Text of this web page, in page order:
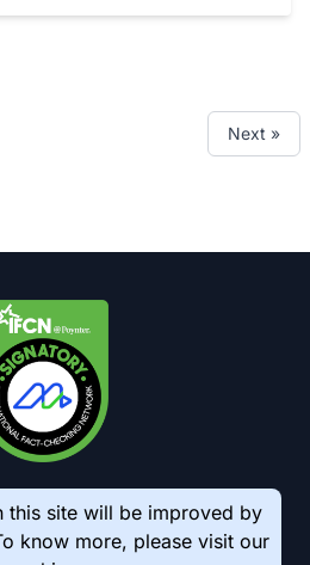
Next »
this site will be improved by
know more, please visit our